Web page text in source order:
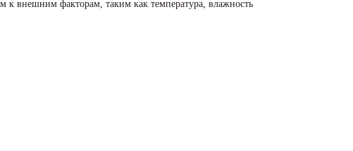
к внешним факторам, таким как температура, влажность